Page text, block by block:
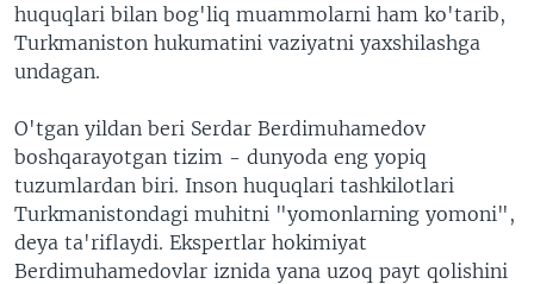
huquqlari bilan bog'liq muammolarni ham ko'tarib,
Turkmaniston hukumatini vaziyatni yaxshilashga
undagan.
O'tgan yildan beri Serdar Berdimuhamedov
boshqarayotgan tizim - dunyoda eng yopiq
tuzumlardan biri. Inson huquqlari tashkilotlari
Turkmanistondagi muhitni "yomonlarning yomoni",
deya ta'riflaydi. Ekspertlar hokimiyat
Berdimuhamedovlar iznida yana uzoq payt qolishini